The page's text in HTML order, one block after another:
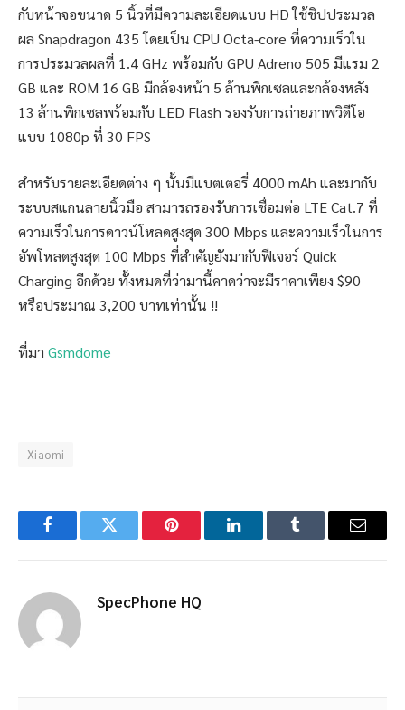
กับหน้าจอขนาด 5 นิ้วที่มีความละเอียดแบบ HD ใช้ชิปประมวล
ผล Snapdragon 435 โดยเป็น CPU Octa-core ที่ความเร็วใน
การประมวลผลที่ 1.4 GHz พร้อมกับ GPU Adreno 505 มีแรม 2
GB และ ROM 16 GB มีกล้องหน้า 5 ล้านพิกเซลและกล้องหลัง
13 ล้านพิกเซลพร้อมกับ LED Flash รองรับการถ่ายภาพวิดีโอ
แบบ 1080p ที่ 30 FPS
สำหรับรายละเอียดต่าง ๆ นั้นมีแบตเตอรี่ 4000 mAh และมากับ
ระบบสแกนลายนิ้วมือ สามารถรองรับการเชื่อมต่อ LTE Cat.7 ที่
ความเร็วในการดาวน์โหลดสูงสุด 300 Mbps และความเร็วในการ
อัพโหลดสูงสุด 100 Mbps ที่สำคัญยังมากับฟีเจอร์ Quick
Charging อีกด้วย ทั้งหมดที่ว่ามานี้คาดว่าจะมีราคาเพียง $90
หรือประมาณ 3,200 บาทเท่านั้น !!
ที่มา Gsmdome
Xiaomi
FacebookTwitter Pinterest LinkedInTumblr Email
SpecPhone HQ